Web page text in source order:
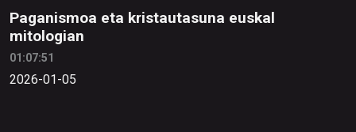
Paganismoa eta kristautasuna euskal
mitologian
01:07:51
2026-01-05